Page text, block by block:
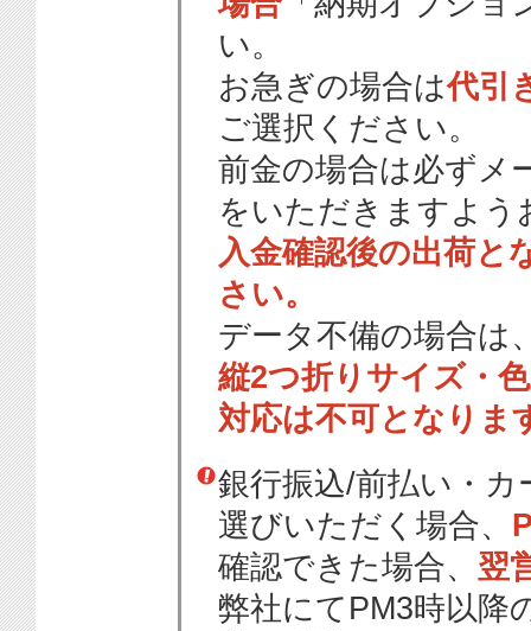
い。
お急ぎの場合は代引
ご選択ください。
前金の場合は必ずメ
をいただきますよう
入金確認後の出荷と
さい。
データ不備の場合は
縦2つ折りサイズ・
対応は不可となりま
銀行振込/前払い・
選びいただく場合、
確認できた場合、 翌
弊社にてPM3時以降